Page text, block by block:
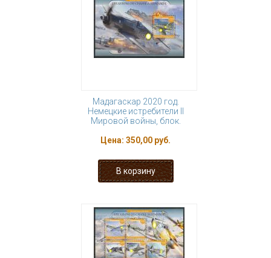
Мадагаскар 2020 год.
Немецкие истребители II
Мировой войны, блок.
Цена: 350,00 руб.